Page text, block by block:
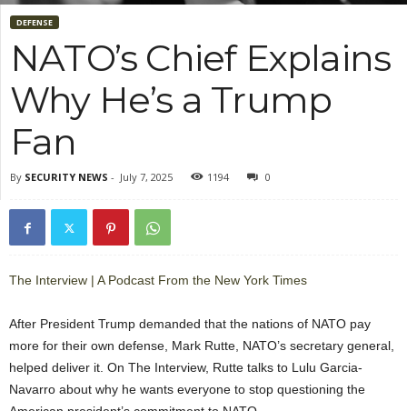
DEFENSE
NATO’s Chief Explains
Why He’s a Trump
Fan
By SECURITY NEWS - July 7, 2025 1194 0
The Interview | A Podcast From the New York Times
After President Trump demanded that the nations of NATO pay
more for their own defense, Mark Rutte, NATO’s secretary general,
helped deliver it. On The Interview, Rutte talks to Lulu Garcia-
Navarro about why he wants everyone to stop questioning the